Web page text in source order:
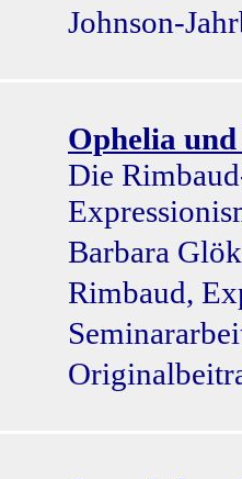
Johnson-
Ophelia und
Die
Barbara
Rimbaud,